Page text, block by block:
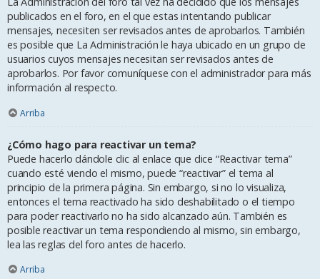
publicados en el foro, en el que estas intentando publicar
mensajes, necesiten ser revisados antes de aprobarlos. También
es posible que La Administración le haya ubicado en un grupo de
usuarios cuyos mensajes necesitan ser revisados antes de
aprobarlos. Por favor comuníquese con el administrador para más
información al respecto.
Arriba
¿Cómo hago para reactivar un tema?
Puede hacerlo dándole clic al enlace que dice “Reactivar tema”
cuando esté viendo el mismo, puede “reactivar” el tema al
principio de la primera página. Sin embargo, si no lo visualiza,
entonces el tema reactivado ha sido deshabilitado o el tiempo
para poder reactivarlo no ha sido alcanzado aún. También es
posible reactivar un tema respondiendo al mismo, sin embargo,
lea las reglas del foro antes de hacerlo.
Arriba